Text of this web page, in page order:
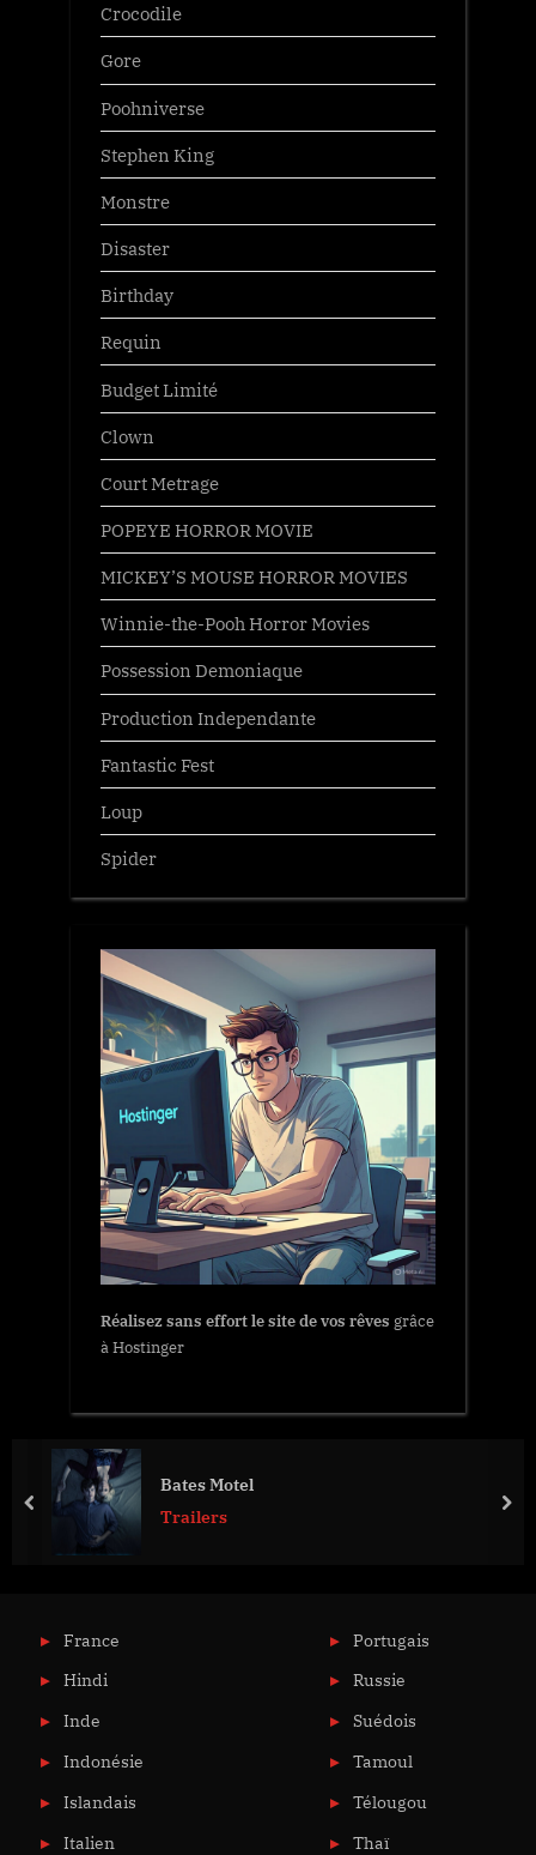
Crocodile
Gore
Poohniverse
Stephen King
Monstre
Disaster
Birthday
Requin
Budget Limité
Clown
Court Metrage
POPEYE HORROR MOVIE
MICKEY’S MOUSE HORROR MOVIES
Winnie-the-Pooh Horror Movies
Possession Demoniaque
Production Independante
Fantastic Fest
Loup
Spider
Réalisez sans effort le site de vos rêves grâce
à Hostinger
Bates Motel
Trailers
prev
France
Hindi
Inde
Indonésie
Islandais
Italien
Portugais
Russie
Suédois
Tamoul
Télougou
Thaï